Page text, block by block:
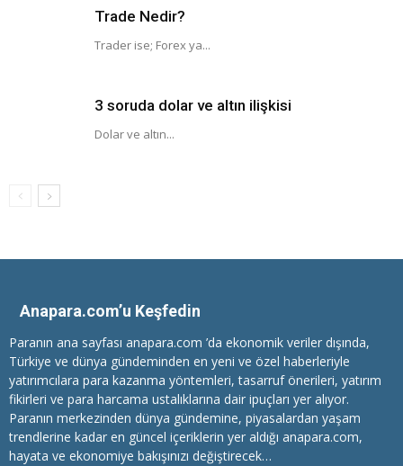
Trade Nedir?
Trader ise; Forex ya...
3 soruda dolar ve altın ilişkisi
Dolar ve altın...
Anapara.com’u Keşfedin
Paranın ana sayfası anapara.com ’da ekonomik veriler dışında,
Türkiye ve dünya gündeminden en yeni ve özel haberleriyle
yatırımcılara para kazanma yöntemleri, tasarruf önerileri, yatırım
fikirleri ve para harcama ustalıklarına dair ipuçları yer alıyor.
Paranın merkezinden dünya gündemine, piyasalardan yaşam
trendlerine kadar en güncel içeriklerin yer aldığı anapara.com,
hayata ve ekonomiye bakışınızı değiştirecek…